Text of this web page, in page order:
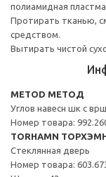
полиамидная
Протирать тканью,
средством.
Вытирать чистой
METOD МЕТОД
Углов навесн шк с
Номер товара:
TORHAMN
Стеклянная дверь
Номер товара: